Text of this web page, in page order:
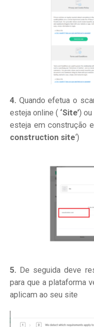
4. Quando efetua o
esteja online ( ‘Site’)
esteja em construção
construction site‘)
5. De seguida deve
para que a plataforma
aplicam ao seu site